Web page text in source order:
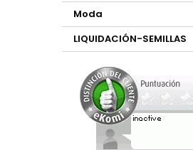
Moda
LIQUIDACIÓN-SEMILLAS